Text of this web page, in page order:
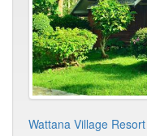
Wattana Village Resort